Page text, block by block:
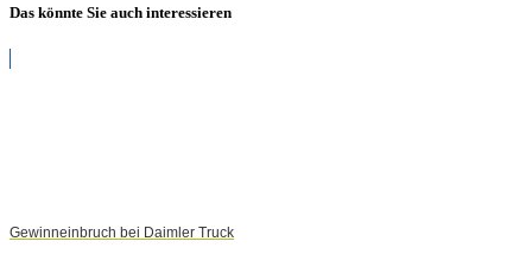
Das könnte Sie auch interessieren
Gewinneinbruch bei Daimler Truck